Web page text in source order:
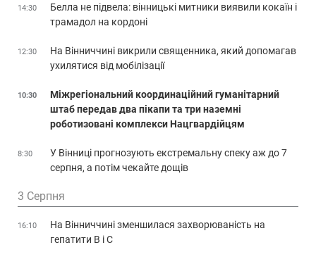
14:30
Белла не підвела: вінницькі митники виявили кокаїн і
трамадол на кордоні
12:30
На Вінниччині викрили священника, який допомагав
ухилятися від мобілізації
10:30
Міжрегіональний координаційний гуманітарний
штаб передав два пікапи та три наземні
роботизовані комплекси Нацгвардійцям
8:30
У Вінниці прогнозують екстремальну спеку аж до 7
серпня, а потім чекайте дощів
3 Серпня
16:10
На Вінниччині зменшилася захворюваність на
гепатити В і С